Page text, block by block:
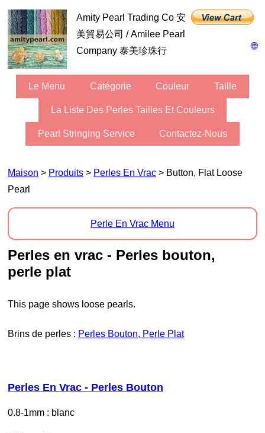
🌐
Amity Pearl Trading Co 安
美貿易公司 / Amilee Pearl
Company 泰美珍珠行
Le Menu Catégorie Couleur Taille
La Liste Des Perles Tailles Et Couleurs
Pearl Stringing Service Contactez-Nous
Maison > Produits > Perles En Vrac > Button, Flat Loose
Pearl
Perle En Vrac Menu
Perles en vrac - Perles bouton,
perle plat
This page shows loose pearls.
Brins de perles : Perles Bouton, Perle Plat
Perles En Vrac - Perles Bouton
0.8-1mm : blanc